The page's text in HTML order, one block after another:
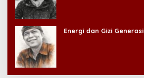
Energi dan Gizi Generasi